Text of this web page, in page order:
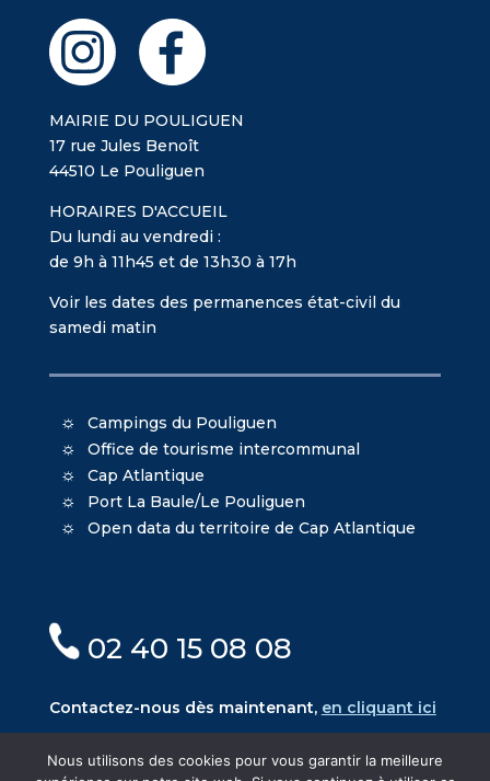
MAIRIE DU POULIGUEN
17 rue Jules Benoît
44510 Le Pouliguen
HORAIRES D'ACCUEIL
Du lundi au vendredi :
de 9h à 11h45 et de 13h30 à 17h
Voir les dates des permanences état-civil du
samedi matin
Campings du Pouliguen
Office de tourisme intercommunal
Cap Atlantique
Port La Baule/Le Pouliguen
Open data du territoire de Cap Atlantique
02 40 15 08 08
Contactez-nous dès maintenant, en cliquant ici
Nous utilisons des cookies pour vous garantir la meilleure